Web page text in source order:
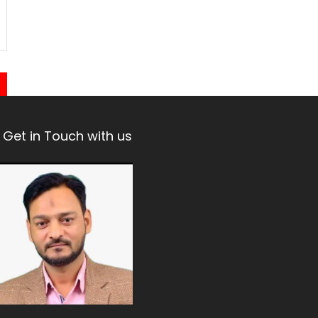
Get in Touch with us